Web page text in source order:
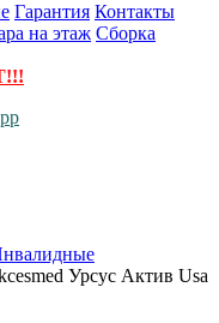
Гарантия Контакты
на этаж Сборка
Урсус Актив Usa